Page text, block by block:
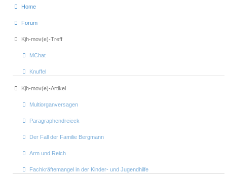
Home
Forum
Kjh-mov(e)-Treff
MChat
Knuffel
Kjh-mov(e)-Artikel
Multiorganversagen
Paragraphendreieck
Der Fall der Familie Bergmann
Arm und Reich
Fachkräftemangel in der Kinder- und Jugendhilfe